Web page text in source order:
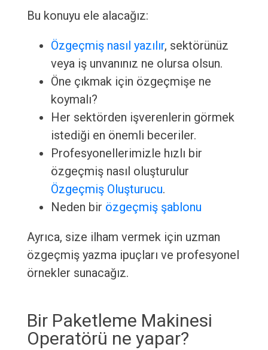
Bu konuyu ele alacağız:
Özgeçmiş nasıl yazılır, sektörünüz
veya iş unvanınız ne olursa olsun.
Öne çıkmak için özgeçmişe ne
koymalı?
Her sektörden işverenlerin görmek
istediği en önemli beceriler.
Profesyonellerimizle hızlı bir
özgeçmiş nasıl oluşturulur
Özgeçmiş Oluşturucu.
Neden bir özgeçmiş şablonu
Ayrıca, size ilham vermek için uzman
özgeçmiş yazma ipuçları ve profesyonel
örnekler sunacağız.
Bir Paketleme Makinesi
Operatörü ne yapar?